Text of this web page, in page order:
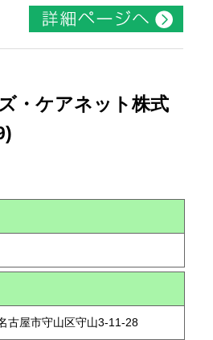
・ケアネット株式
屋市守山区守山3-11-28